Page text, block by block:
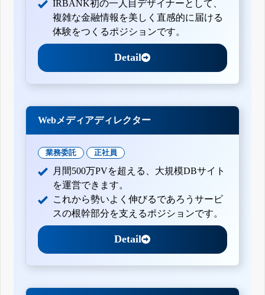
IRBANK初の一人目デザイナーとして、
複雑な金融情報を美しく直感的に届ける
体験をつくるポジションです。
Detail
Webメディアディレクター
業務委託 正社員
月間500万PVを超える、大規模DBサイト
を運営できます。
これから勢いよく伸びるであろうサービ
スの根幹部分を支えるポジションです。
Detail